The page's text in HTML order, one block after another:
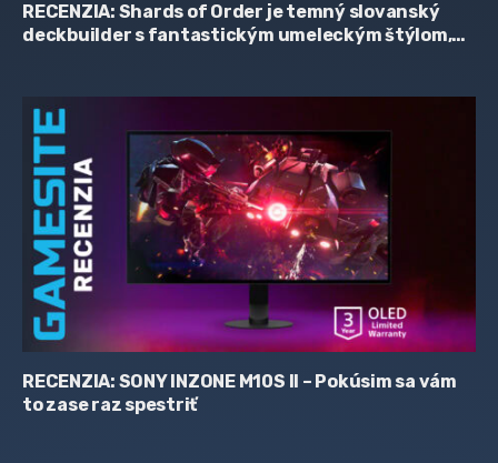
RECENZIA: Shards of Order je temný slovanský
deckbuilder s fantastickým umeleckým štýlom,
RECENZIA: SONY INZONE M10S II – Pokúsim sa vám
to zase raz spestriť